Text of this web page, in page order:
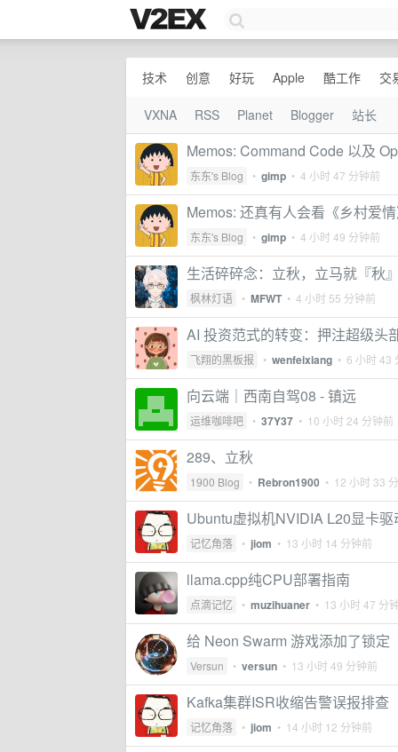
技术 创意 好玩 Apple 酷工作 交
VXNA RSS Planet Blogger 站长
Memos: Command Code 以及
东东's Blog • gimp • 4 小时 47 分钟前
Memos: 还真有人会看《乡村爱
东东's Blog • gimp • 4 小时 49 分钟前
生活碎碎念：立秋，立马就『秋
枫林灯语 • MFWT • 4 小时 55 分钟前
AI 投资范式的转变：押注超级头
飞翔的黑板报 • wenfeixiang • 6 小时 43
向云端｜西南自驾08 - 镇远
运维咖啡吧 • 37Y37 • 10 小时 24 分钟前
289、立秋
1900 Blog • Rebron1900 • 12 小时 33
Ubuntu虚拟机NVIDIA L20显卡
记忆角落 • jiom • 13 小时 14 分钟前
llama.cpp纯CPU部署指南
点滴记忆 • muzihuaner • 13 小时 47 分
给 Neon Swarm 游戏添加了锁定
Versun • versun • 13 小时 49 分钟前
Kafka集群ISR收缩告警误报排查
记忆角落 • jiom • 14 小时 12 分钟前